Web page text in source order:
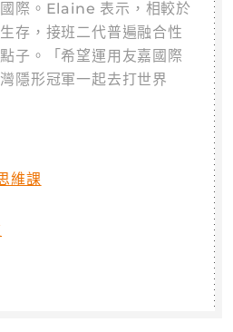
際。Elaine 表示，相較於
存，接班二代普遍融合性
子。「希望運用友嘉國際
隱形冠軍一起去打世界
維課